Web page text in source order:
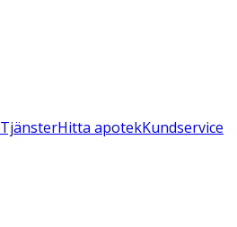
TjänsterHitta apotekKundservice